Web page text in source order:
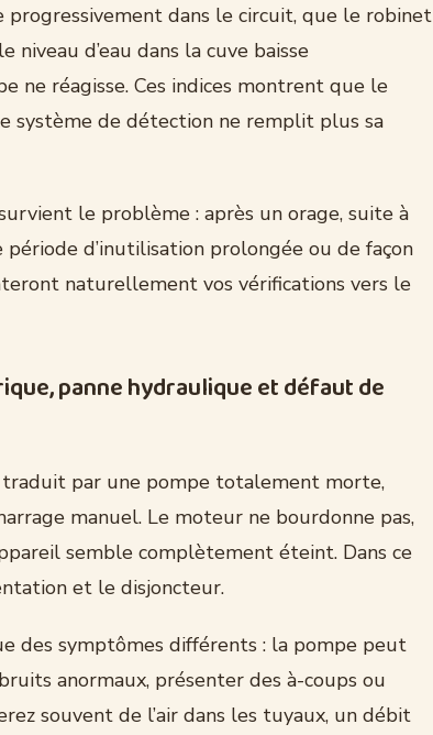
progressivement dans le circuit, que le robinet
d’eau dans la cuve baisse
ne réagisse. Ces indices montrent que le
système de détection ne remplit plus sa
le problème : après un orage, suite à
d’inutilisation prolongée ou de façon
naturellement vos vérifications vers le
panne hydraulique et défaut de
par une pompe totalement morte,
manuel. Le moteur ne bourdonne pas,
semble complètement éteint. Dans ce
et le disjoncteur.
des symptômes différents : la pompe peut
anormaux, présenter des à-coups ou
souvent de l’air dans les tuyaux, un débit